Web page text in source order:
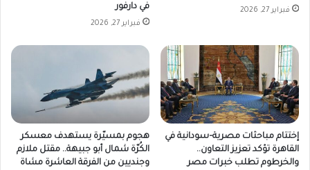
فبراير 27, 2026
في دارفور
فبراير 27, 2026
إختتام مباحثات مصرية–سودانية في
القاهرة تؤكد تعزيز التعاون..
والخرطوم تطلب خبرات مصر
هجوم بمسيّرة يستهدف معسكر
الكُرّة شمال أبو جبيهة.. مقتل ملازم
وجنديين من الفرقة العاشرة مشاة